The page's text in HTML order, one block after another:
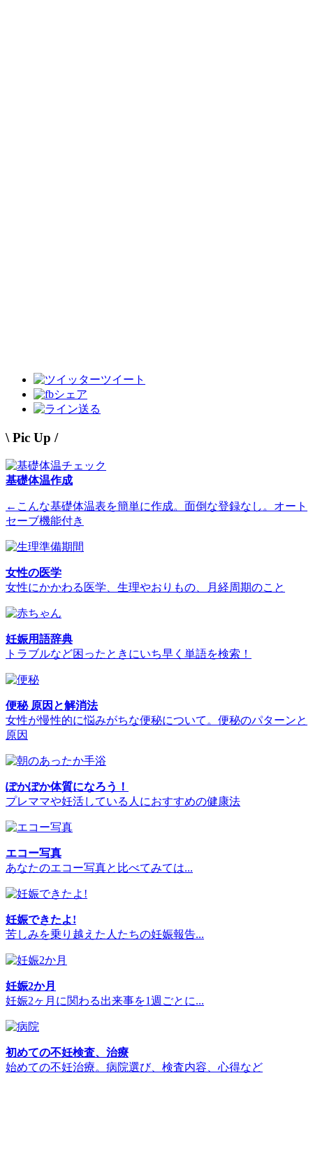
ツイート
シェア
送る
\ Pic Up /
基礎体温作成
←こんな基礎体温表を簡単に作成。面倒な登録なし。オート
セーブ機能付き
女性の医学
女性にかかわる医学、生理やおりもの、月経周期のこと
妊娠用語辞典
トラブルなど困ったときにいち早く単語を検索！
便秘 原因と解消法
女性が慢性的に悩みがちな便秘について。便秘のパターンと
原因
ぽかぽか体質になろう！
プレママや妊活している人におすすめの健康法
エコー写真
あなたのエコー写真と比べてみては...
妊娠できたよ!
苦しみを乗り越えた人たちの妊娠報告...
妊娠2か月
妊娠2ヶ月に関わる出来事を1週ごとに...
初めての不妊検査、治療
始めての不妊治療。病院選び、検査内容、心得など